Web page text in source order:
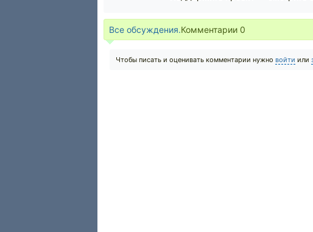
Все обсуждения.Комментарии 0
Чтобы писать и оценивать комментарии нужно войти или